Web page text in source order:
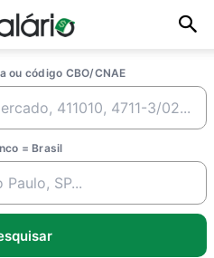
ou código CBO/CNAE
= Brasil